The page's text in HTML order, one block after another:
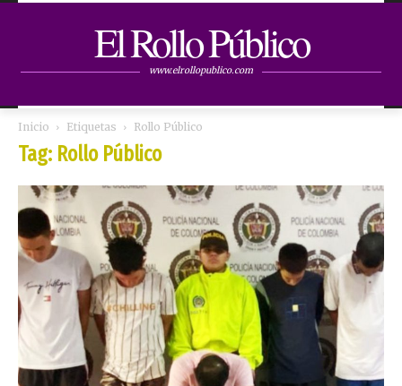
El Rollo Público
www.elrollopublico.com
Inicio Etiquetas Rollo Público
Tag: Rollo Público